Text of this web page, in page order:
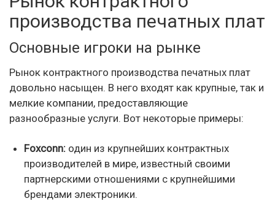
производства печатных плат
Основные игроки на рынке
Рынок контрактного производства печатных плат
довольно насыщен. В него входят как крупные, так и
мелкие компании, предоставляющие
разнообразные услуги. Вот некоторые примеры:
Foxconn: один из крупнейших контрактных
производителей в мире, известный своими
партнерскими отношениями с крупнейшими
брендами электроники.